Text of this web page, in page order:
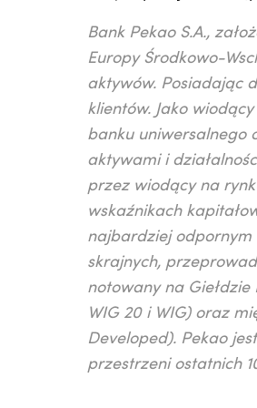
Bank Pekao S.A.,
Europy Środkowo-
aktywów. Posiadając
klientów. Jako
banku uniwersalnego
aktywami i
przez wiodący na
wskaźnikach
najbardziej odpornym
skrajnych,
notowany na
WIG 20 i WIG) oraz
Developed). Pekao
przestrzeni ostatnich